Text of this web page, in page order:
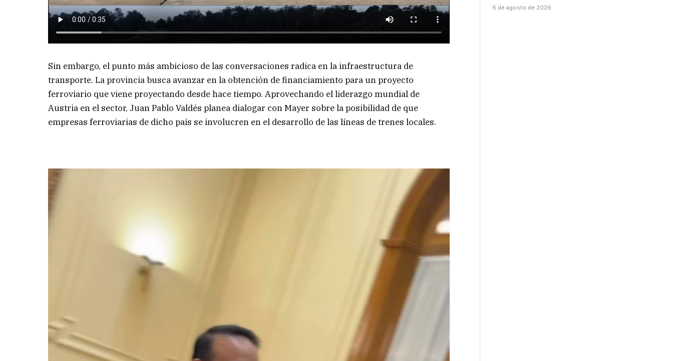
Sin embargo, el punto más ambicioso de las conversaciones radica en la infraestructura de
transporte. La provincia busca avanzar en la obtención de financiamiento para un proyecto
ferroviario que viene proyectando desde hace tiempo. Aprovechando el liderazgo mundial de
Austria en el sector, Juan Pablo Valdés planea dialogar con Mayer sobre la posibilidad de que
empresas ferroviarias de dicho país se involucren en el desarrollo de las líneas de trenes locales.
6 de agosto de 2026